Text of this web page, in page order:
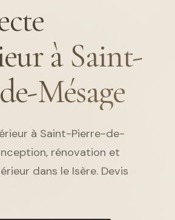
à Saint-
Mésage
à Saint-Pierre-de-
rénovation et
dans le Isère. Devis